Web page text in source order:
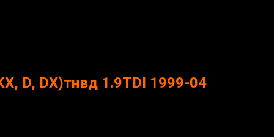
D, DX)тнвд 1.9TDI 1999-04